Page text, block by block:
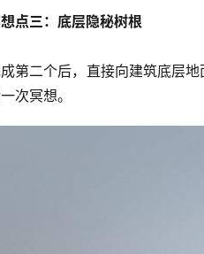
点三：底层隐秘树根
第二个后，直接向建筑底层
次冥想。